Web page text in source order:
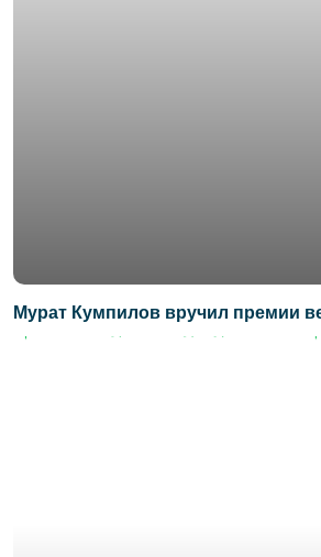
Мурат Кумпилов вручил премии